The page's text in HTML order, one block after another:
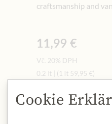
craftsmanship and
11,99 €
Vč. 20% DPH
0.2 lt
(1 lt 59,95 €)
Množství
- +
Cookie